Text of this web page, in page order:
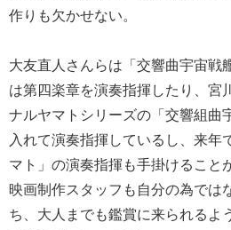
作りも欠かせない。
大友直人さんらは「交響曲宇宙戦
は第四楽章を演奏指揮したり、宮
ナルヤマトシリーズの「交響組曲
入れて演奏指揮しているし、来年
マト」の演奏指揮も手掛けること
映画制作スタッフも自分の為では
ち、大人までも鑑賞に来られるよ